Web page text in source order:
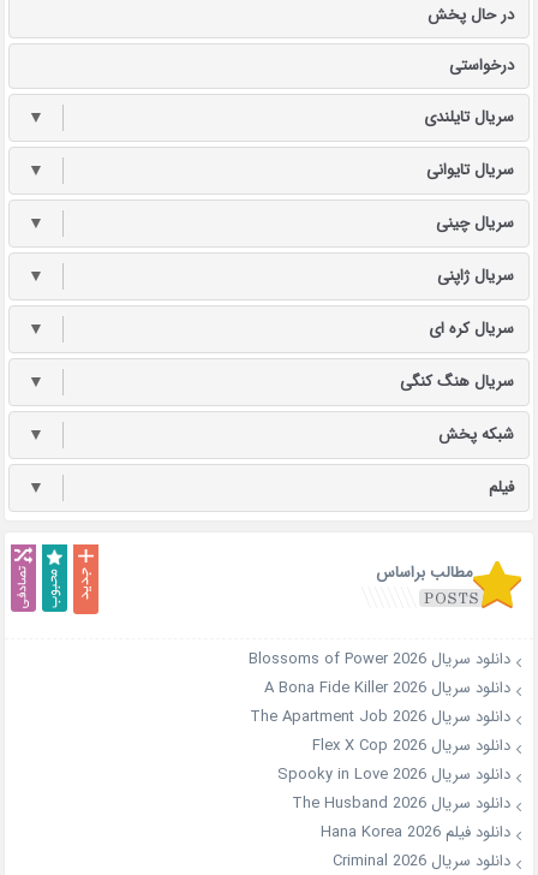
در حال پخش
درخواستی
سریال تایلندی ▼
سریال تایوانی ▼
سریال چینی ▼
سریال ژاپنی ▼
سریال کره ای ▼
سریال هنگ کنگی ▼
شبکه پخش ▼
فیلم ▼
مطالب براساس
دانلود سریال Blossoms of Power 2026
دانلود سریال A Bona Fide Killer 2026
دانلود سریال The Apartment Job 2026
دانلود سریال Flex X Cop 2026
دانلود سریال Spooky in Love 2026
دانلود سریال The Husband 2026
دانلود فیلم Hana Korea 2026
دانلود سریال Criminal 2026